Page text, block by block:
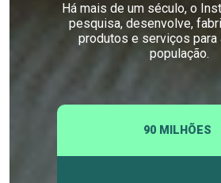
Há mais de um século, o
pesquisa, desenvolve,
produtos e serviços para
população.
90 MILHÕES